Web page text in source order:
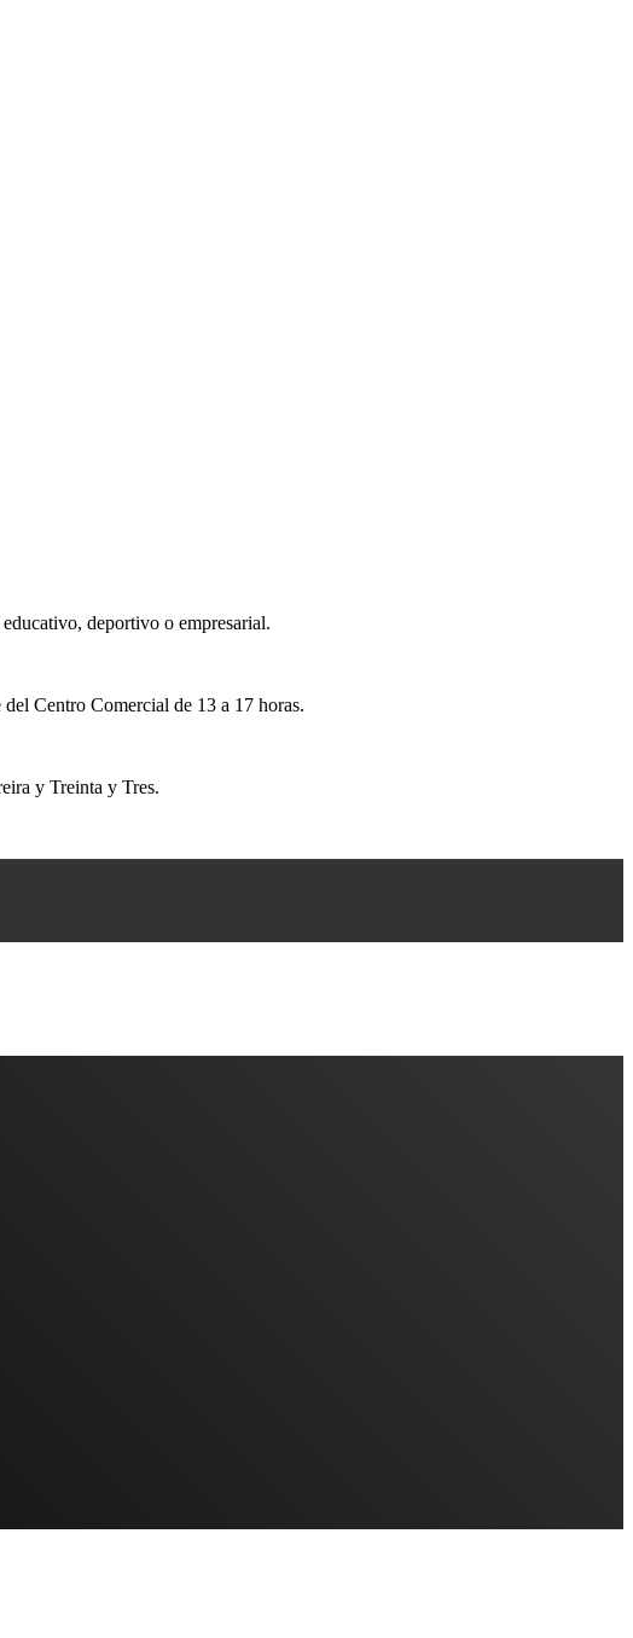
deportivo o empresarial.
Centro Comercial de 13 a 17 horas.
y Treinta y Tres.